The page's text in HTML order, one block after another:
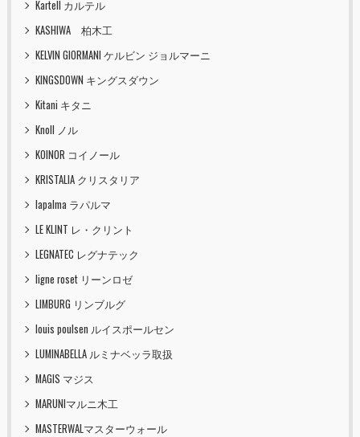
Kartell カルテル
KASHIWA 柏木工
KELVIN GIORMANI ケルビン ジョルマーニ
KINGSDOWN キングスダウン
Kitani キタニ
Knoll ノル
KOINOR コイノール
KRISTALIA クリスタリア
lapalma ラパルマ
LE KLINT レ・クリント
LEGNATEC レグナテック
ligne roset リーンロゼ
LIMBURG リンブルグ
louis poulsen ルイスポールセン
LUMINABELLA ルミナベッラ取扱
MAGIS マジス
MARUNIマルニ木工
MASTERWALマスターウォール